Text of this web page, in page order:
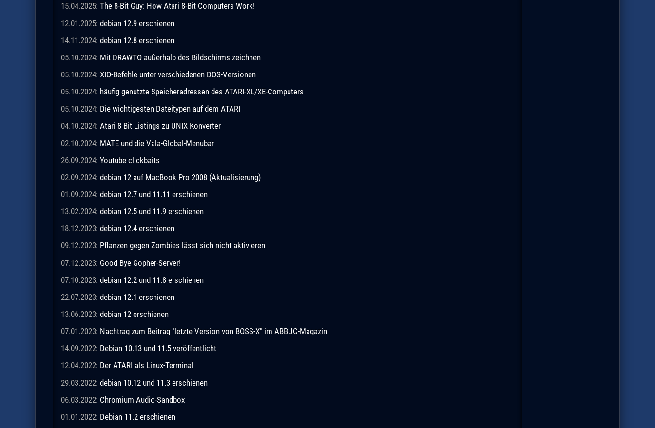
15.04.2025: The 8-Bit Guy: How Atari 8-Bit Computers Work!
12.01.2025: debian 12.9 erschienen
14.11.2024: debian 12.8 erschienen
05.10.2024: Mit DRAWTO außerhalb des Bildschirms zeichnen
05.10.2024: XIO-Befehle unter verschiedenen DOS-Versionen
05.10.2024: häufig genutzte Speicheradressen des ATARI-XL/XE-Computers
05.10.2024: Die wichtigesten Dateitypen auf dem ATARI
04.10.2024: Atari 8 Bit Listings zu UNIX Konverter
02.10.2024: MATE und die Vala-Global-Menubar
26.09.2024: Youtube clickbaits
02.09.2024: debian 12 auf MacBook Pro 2008 (Aktualisierung)
01.09.2024: debian 12.7 und 11.11 erschienen
13.02.2024: debian 12.5 und 11.9 erschienen
18.12.2023: debian 12.4 erschienen
09.12.2023: Pflanzen gegen Zombies lässt sich nicht aktivieren
07.12.2023: Good Bye Gopher-Server!
07.10.2023: debian 12.2 und 11.8 erschienen
22.07.2023: debian 12.1 erschienen
13.06.2023: debian 12 erschienen
07.01.2023: Nachtrag zum Beitrag "letzte Version von BOSS-X" im ABBUC-Magazin
14.09.2022: Debian 10.13 und 11.5 veröffentlicht
12.04.2022: Der ATARI als Linux-Terminal
29.03.2022: debian 10.12 und 11.3 erschienen
06.03.2022: Chromium Audio-Sandbox
01.01.2022: Debian 11.2 erschienen